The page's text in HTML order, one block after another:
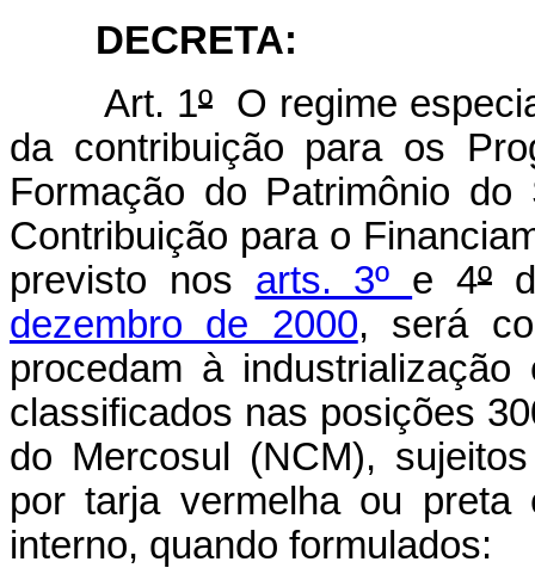
DECRETA:
Art. 1º O regime
da contribuição para os
Formação do Patrimônio
Contribuição para o
previsto nos arts. 3º e 4º
dezembro de 2000, será
procedam à
classificados nas posições
do Mercosul (NCM),
por tarja vermelha ou
interno, quando formulados: